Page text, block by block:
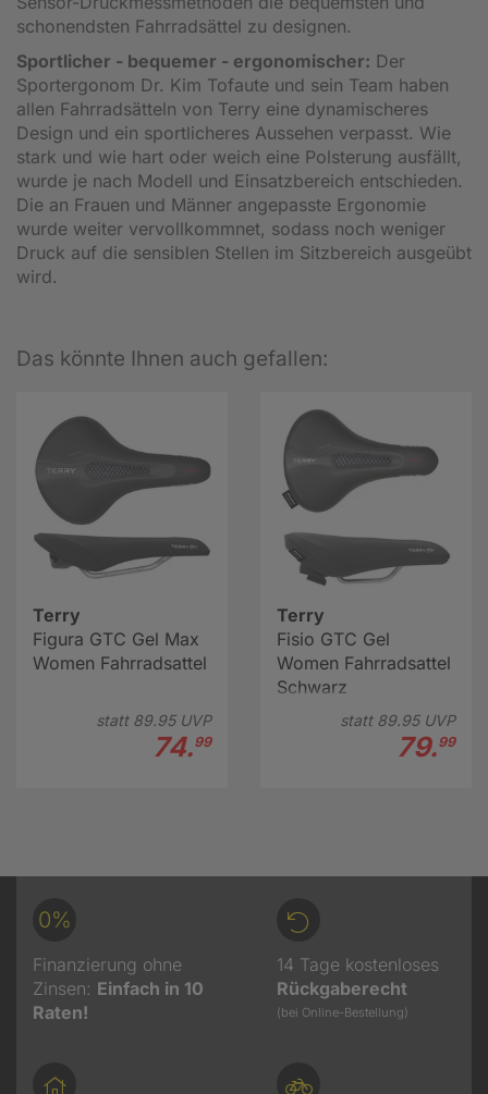
schonendsten Fahrradsättel zu designen.
Sportlicher - bequemer - ergonomischer: Der
Sportergonom Dr. Kim Tofaute und sein Team haben
allen Fahrradsätteln von Terry eine dynamischeres
Design und ein sportlicheres Aussehen verpasst. Wie
stark und wie hart oder weich eine Polsterung ausfällt,
wurde je nach Modell und Einsatzbereich entschieden.
Die an Frauen und Männer angepasste Ergonomie
wurde weiter vervollkommnet, sodass noch weniger
Druck auf die sensiblen Stellen im Sitzbereich ausgeübt
wird.
Das könnte Ihnen auch gefallen:
Terry
Figura GTC Gel Max
Women Fahrradsattel
statt 89.95UVP
74.99
Terry
Fisio GTC Gel
Women Fahrradsattel
Schwarz
statt 89.95UVP
79.99
0%
Finanzierung ohne
Zinsen: Einfach in 10
Raten!
14 Tage kostenloses
Rückgaberecht
(bei Online-Bestellung)